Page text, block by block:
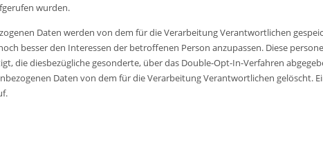
wurden.
Daten werden von dem für die Verarbeitung Verantwortlichen
besser den Interessen der betroffenen Person anzupassen. Diese
die diesbezügliche gesonderte, über das Double-Opt-In-Verfahren
Daten von dem für die Verarbeitung Verantwortlichen gelöscht.